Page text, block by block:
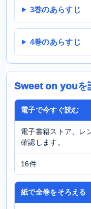
3巻のあらすじ
4巻のあらすじ
Sweet on youを
電子で今すぐ読む
電子書籍ストア、レ
確認します。
16件
紙で全巻をそろえる